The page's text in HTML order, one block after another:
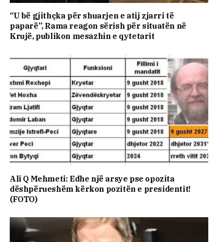
“U bë gjithçka për shuarjen e atij zjarri të
paparë”, Rama reagon sërish për situatën në
Krujë, publikon mesazhin e qytetarit
Ali Q Mehmeti: Edhe një arsye pse opozita
dëshpërueshëm kërkon pozitën e presidentit!
(FOTO)